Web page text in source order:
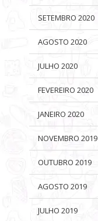
SETEMBRO 2020
AGOSTO 2020
JULHO 2020
FEVEREIRO 2020
JANEIRO 2020
NOVEMBRO 2019
OUTUBRO 2019
AGOSTO 2019
JULHO 2019